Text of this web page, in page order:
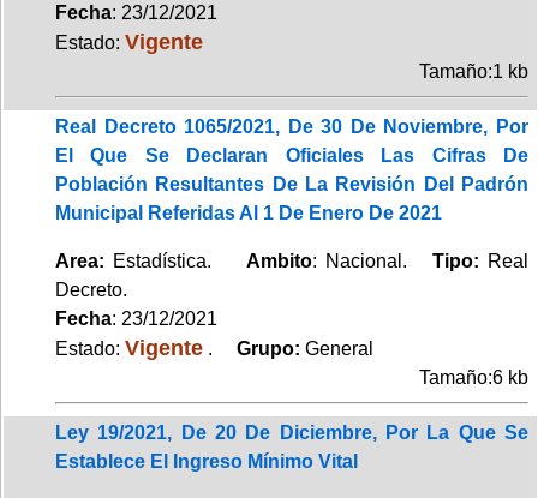
Fecha: 23/12/2021
Estado: Vigente
Tamaño:1 kb
Real Decreto 1065/2021, De 30 De Noviembre, Por
El Que Se Declaran Oficiales Las Cifras De
Población Resultantes De La Revisión Del Padrón
Municipal Referidas Al 1 De Enero De 2021
Area: Estadística. Ambito: Nacional. Tipo: Real
Decreto.
Fecha: 23/12/2021
Estado: Vigente . Grupo: General
Tamaño:6 kb
Ley 19/2021, De 20 De Diciembre, Por La Que Se
Establece El Ingreso Mínimo Vital